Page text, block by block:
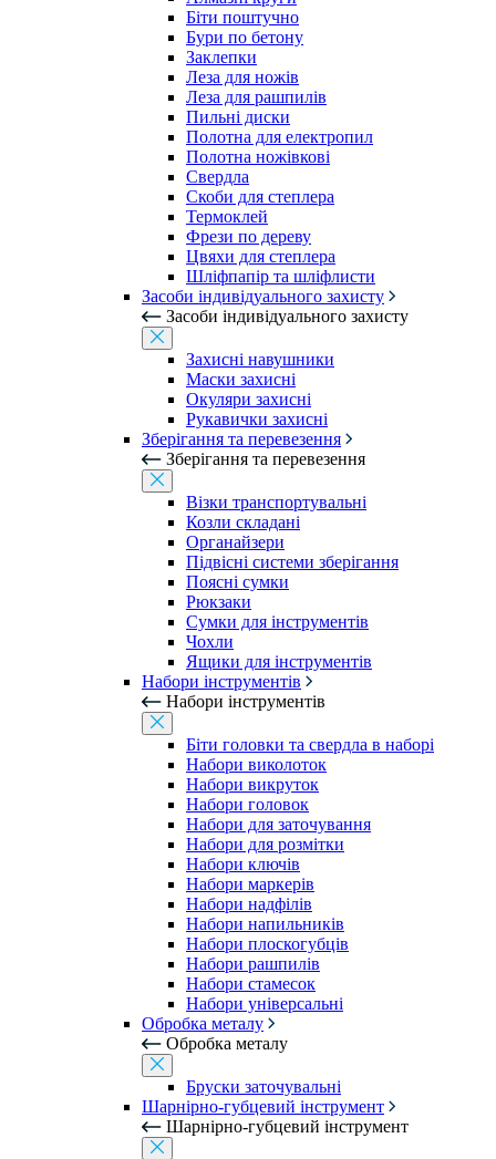
Біти поштучно
Бури по бетону
Заклепки
Леза для ножів
Леза для рашпилів
Пильні диски
Полотна для електропил
Полотна ножівкові
Свердла
Скоби для степлера
Термоклей
Фрези по дереву
Цвяхи для степлера
Шліфпапір та шліфлисти
Засоби індивідуального захисту
Засоби індивідуального захисту
Захисні навушники
Маски захисні
Окуляри захисні
Рукавички захисні
Зберігання та перевезення
Зберігання та перевезення
Візки транспортувальні
Козли складані
Органайзери
Підвісні системи зберігання
Поясні сумки
Рюкзаки
Сумки для інструментів
Чохли
Ящики для інструментів
Набори інструментів
Набори інструментів
Біти головки та свердла в наборі
Набори виколоток
Набори викруток
Набори головок
Набори для заточування
Набори для розмітки
Набори ключів
Набори маркерів
Набори надфілів
Набори напильників
Набори плоскогубців
Набори рашпилів
Набори стамесок
Набори універсальні
Обробка металу
Обробка металу
Бруски заточувальні
Шарнірно-губцевий інструмент
Шарнірно-губцевий інструмент